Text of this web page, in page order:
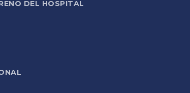
DEL HOSPITAL